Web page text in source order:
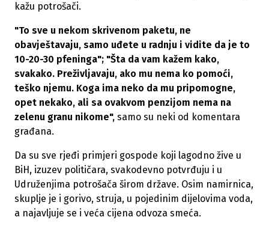
kažu potrošači.
"To sve u nekom skrivenom paketu, ne
obavještavaju, samo uđete u radnju i vidite da je to
10-20-30 pfeninga"; "Šta da vam kažem kako,
svakako. Preživljavaju, ako mu nema ko pomoći,
teško njemu. Koga ima neko da mu pripomogne,
opet nekako, ali sa ovakvom penzijom nema na
zelenu granu nikome", samo su neki od komentara
građana.
Da su sve rjeđi primjeri gospode koji lagodno žive u
BiH, izuzev političara, svakodevno potvrđuju i u
Udruženjima potrošača širom države. Osim namirnica,
skuplje je i gorivo, struja, u pojedinim dijelovima voda,
a najavljuje se i veća cijena odvoza smeća.